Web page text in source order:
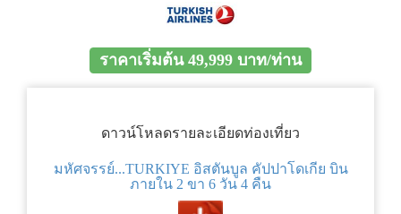
ราคาเริ่มต้น 49,999 บาท/ท่าน
ดาวน์โหลดรายละเอียดท่องเที่ยว
มหัศจรรย์...TURKIYE อิสตันบูล คัปปาโดเกีย บิน
ภายใน 2 ขา 6 วัน 4 คืน